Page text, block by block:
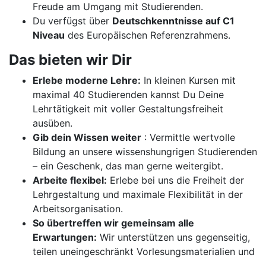
Freude am Umgang mit Studierenden.
Du verfügst über Deutschkenntnisse auf C1
Niveau des Europäischen Referenzrahmens.
Das bieten wir Dir
Erlebe moderne Lehre: In kleinen Kursen mit
maximal 40 Studierenden kannst Du Deine
Lehrtätigkeit mit voller Gestaltungsfreiheit
ausüben.
Gib dein Wissen weiter : Vermittle wertvolle
Bildung an unsere wissenshungrigen Studierenden
– ein Geschenk, das man gerne weitergibt.
Arbeite flexibel: Erlebe bei uns die Freiheit der
Lehrgestaltung und maximale Flexibilität in der
Arbeitsorganisation.
So übertreffen wir gemeinsam alle
Erwartungen: Wir unterstützen uns gegenseitig,
teilen uneingeschränkt Vorlesungsmaterialien und